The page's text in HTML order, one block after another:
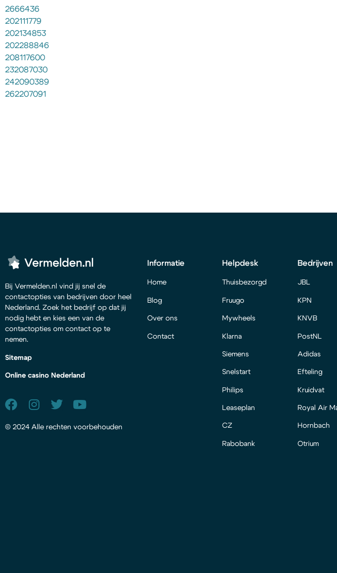
2666436
202111779
202134853
202288846
208117600
232087030
242090389
262207091
Bij Vermelden.nl vind jij snel de
contactopties van bedrijven door heel
Nederland. Zoek het bedrijf op dat jij
nodig hebt en kies een van de
contactopties om contact op te
nemen.
Sitemap
Online casino Nederland
© 2024 Alle rechten voorbehouden
Informatie
Home
Blog
Over ons
Contact
Helpdesk
Thuisbezorgd
Fruugo
Mywheels
Klarna
Siemens
Snelstart
Philips
Leaseplan
CZ
Rabobank
Bedrijven
JBL
KPN
KNVB
PostNL
Adidas
Efteling
Kruidvat
Royal Air
Hornbach
Otrium